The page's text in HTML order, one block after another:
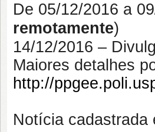
De 05/12/2016 a
remotamente)
14/12/2016 –
Maiores detalhes
http://
Notícia